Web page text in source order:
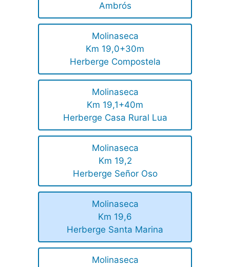
Ambrós
Molinaseca
Km 19,0+30m
Herberge Compostela
Molinaseca
Km 19,1+40m
Herberge Casa Rural Lua
Molinaseca
Km 19,2
Herberge Señor Oso
Molinaseca
Km 19,6
Herberge Santa Marina
Molinaseca